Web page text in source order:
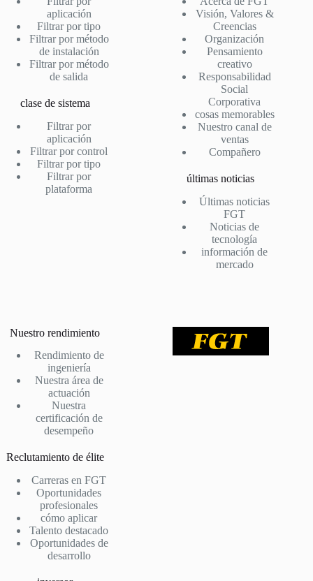
r
aplicación
Filtrar por tipo
Filtrar por método
de instalación
Filtrar por método
de salida
clase de sistema
Filtrar por
aplicación
Filtrar por control
Filtrar por tipo
Filtrar por
plataforma
Visión, Valores &
Creencias
Organización
Pensamiento
creativo
Responsabilidad
Social
Corporativa
cosas memorables
Nuestro canal de
ventas
Compañero
últimas noticias
Últimas noticias
FGT
Noticias de
tecnología
información de
mercado
Nuestro rendimiento
Rendimiento de
ingeniería
Nuestra área de
actuación
Nuestra
certificación de
desempeño
Reclutamiento de élite
Carreras en FGT
Oportunidades
profesionales
cómo aplicar
Talento destacado
Oportunidades de
desarrollo